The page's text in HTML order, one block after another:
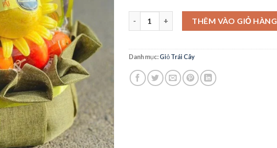
Giỏ Trái Cây Nhập Khẩu - G26 số lượng
THÊM VÀO GIỎ HÀNG
Danh mục:Giỏ Trái Cây